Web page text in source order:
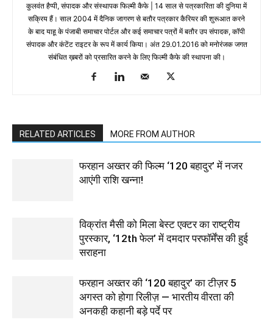
कुलवंत हैप्‍पी, संपादक और संस्‍थापक फिल्‍मी कैफे | 14 साल से पत्रकारिता की दुनिया में
सक्रिय हैं। साल 2004 में दैनिक जागरण से बतौर पत्रकार कैरियर की शुरूआत करने
के बाद याहू के पंजाबी समाचार पोर्टल और कई समाचार पत्रों में बतौर उप संपादक, कॉपी
संपादक और कंटेंट राइटर के रूप में कार्य किया। अंत 29.01.2016 को मनोरंजक जगत
संबंधित ख़बरों को प्रसारित करने के लिए फिल्‍मी कैफे की स्‍थापना की।
RELATED ARTICLES MORE FROM AUTHOR
फरहान अख्तर की फिल्म ‘120 बहादुर’ में नजर
आएंगी राशि खन्ना!
विक्रांत मैसी को मिला बेस्ट एक्टर का राष्ट्रीय
पुरस्कार, ‘12th फेल’ में दमदार परफॉर्मेंस की हुई
सराहना
फरहान अख्तर की ‘120 बहादुर’ का टीज़र 5
अगस्त को होगा रिलीज़ — भारतीय वीरता की
अनकही कहानी बड़े पर्दे पर